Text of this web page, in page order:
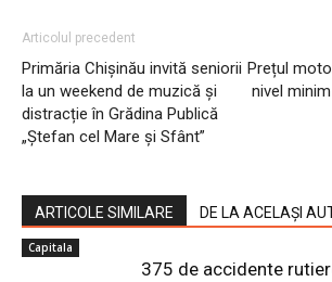
Articolul precedent
Primăria Chișinău invită seniorii
la un weekend de muzică și
distracție în Grădina Publică
„Ștefan cel Mare și Sfânt”
Prețul
nivel
ARTICOLE SIMILARE DE LA ACELAȘI
Capitala
375 de accidente